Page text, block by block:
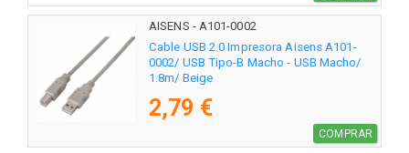
AISENS - A101-0002
Cable USB 2.0 Impresora Aisens A101-
0002/ USB Tipo-B Macho - USB Macho/
1.8m/ Beige
2,79 €
COMPRAR